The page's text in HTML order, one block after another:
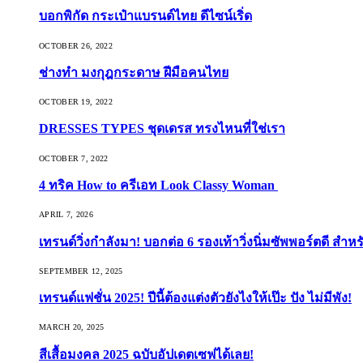
บอกพิกัด กระเป๋าแบรนด์ไทย ดีไซน์เริ่ด
OCTOBER 26, 2022
ช่างทำ มงกุฎกระดาษ ฝีมือคนไทย
OCTOBER 19, 2022
DRESSES TYPES ชุดเดรส ทรงไหนที่ใช่เรา
OCTOBER 7, 2022
4 ทริค How to ครีเอท Look Classy Woman
APRIL 7, 2026
เทรนด์วิ่งกำลังมา! บอกต่อ 6 รองเท้าวิ่งนิ่มซัพพอร์ตดี สำห
SEPTEMBER 12, 2025
เทรนด์แฟชั่น 2025! ปีนี้ต้องแต่งตัวยังไงให้เป๊ะ ปัง ไม่มีพัง!
MARCH 20, 2025
สีเสื้อมงคล 2025 ฉบับอัปเดตเซฟได้เลย!